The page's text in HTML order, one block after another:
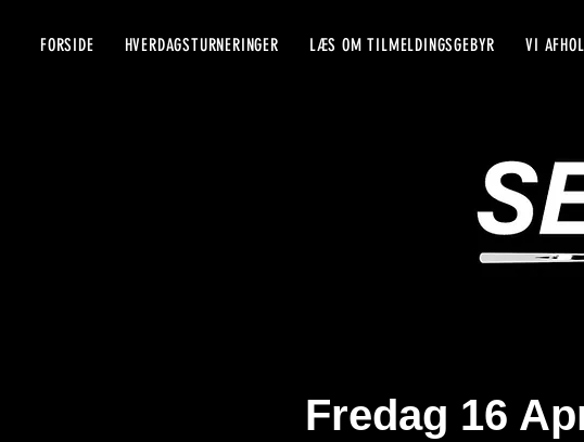
FORSIDE HVERDAGSTURNERINGER LÆS OM TILMELDINGSGEBYR VI
Fredag 16